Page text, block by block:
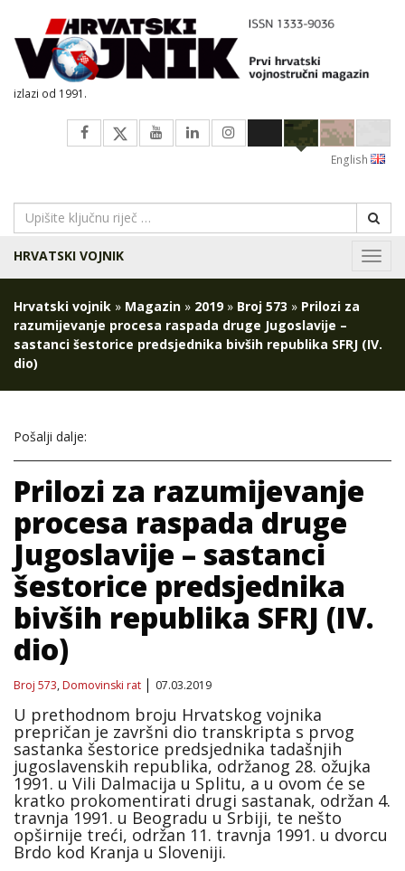
izlazi od 1991.
English
HRVATSKI VOJNIK
Hrvatski vojnik » Magazin » 2019» Broj 573 » Prilozi za
razumijevanje procesa raspada druge Jugoslavije –
sastanci šestorice predsjednika bivših republika SFRJ (IV.
dio)
Pošalji dalje:
Prilozi za razumijevanje
procesa raspada druge
Jugoslavije – sastanci
šestorice predsjednika
bivših republika SFRJ (IV.
dio)
Broj 573,Domovinski rat 07.03.2019
U prethodnom broju Hrvatskog vojnika
prepričan je završni dio transkripta s prvog
sastanka šestorice predsjednika tadašnjih
jugoslavenskih republika, održanog 28. ožujka
1991. u Vili Dalmacija u Splitu, a u ovom će se
kratko prokomentirati drugi sastanak, održan 4.
travnja 1991. u Beogradu u Srbiji, te nešto
opširnije treći, održan 11. travnja 1991. u dvorcu
Brdo kod Kranja u Sloveniji.